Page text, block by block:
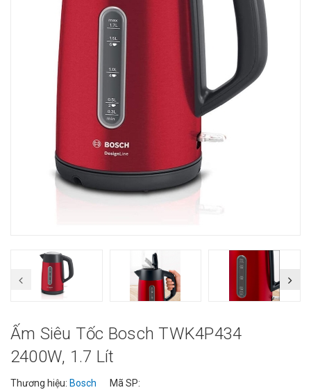
Ấm Siêu Tốc Bosch TWK4P434
2400W, 1.7 Lít
Thương hiệu: Bosch Mã SP: